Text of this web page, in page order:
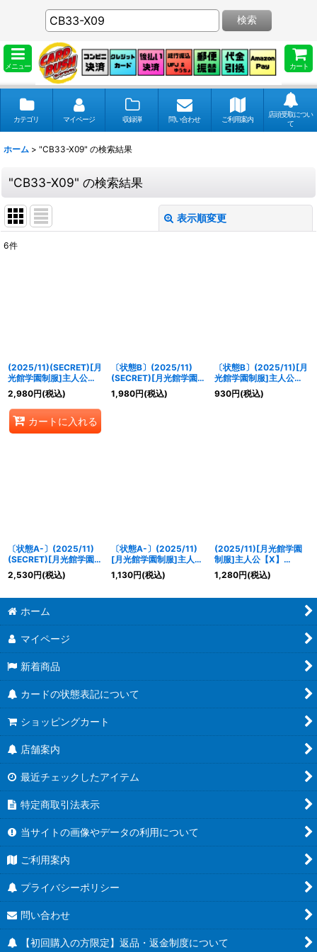
メニュー カート
検索
カテゴリ マイページ 収録弾 問い合わせ ご利用案内
店頭受取につい
て
ホーム > "CB33-X09" の検索結果
"CB33-X09" の検索結果
表示順変更
絞り込む
6件
(2025/11)(SECRET)[月
光館学園制服]主人公
【X-SEC】{CB33-
X09}《青》
2,980円(税込)
カートに入れる
〔状態B〕(2025/11)
(SECRET)[月光館学園制
服]主人公【X-SEC】
{CB33-X09}《青》
1,980円(税込)
〔状態B〕(2025/11)[月
光館学園制服]主人公
【X】{ CB33-X09
《青》
930円(税込)
〔状態A-〕(2025/11)
(SECRET)[月光館学園制
服]主人公【X-SEC】
{CB33-X09}《青》
2,530円(税込)
〔状態A-〕(2025/11)
[月光館学園制服]主人公
【X】{CB33-X09
《青》
1,130円(税込)
(2025/11)[月光館学園
制服]主人公【X】
{CB33-X09}《青》
1,280円(税込)
ホーム
マイページ
新着商品
カードの状態表記について
ショッピングカート
店舗案内
最近チェックしたアイテム
特定商取引法表示
当サイトの画像やデータの利用について
ご利用案内
プライバシーポリシー
問い合わせ
【初回購入の方限定】返品・返金制度について